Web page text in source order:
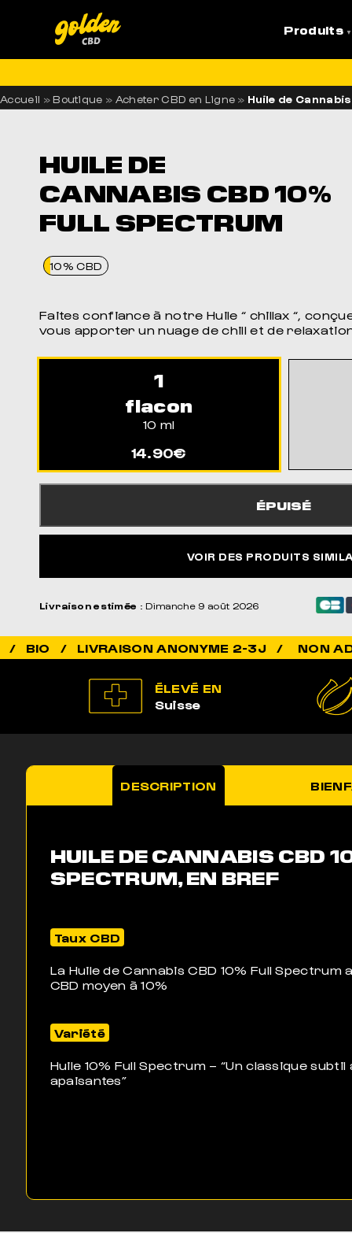
Produits
Accueil »Boutique » Acheter CBD en Ligne » Huile de
HUILE DE
CANNABIS CBD 10%
FULL SPECTRUM
10% CBD
Faites confiance à notre Huile “ chillax “,
vous apporter un nuage de chill et de
1
flacon
10 ml
14.90€
ÉPUISÉ
VOIR DES PRODUITS
Livraison estimée : Dimanche 9 août 2026
NON ADDICTIF /
ÉLEVÉ EN
Suisse
DESCRIPTION
HUILE DE CANNABIS CBD
SPECTRUM, EN BREF
Taux CBD
La Huile de Cannabis CBD 10% Full
CBD moyen à 10%
Variété
Huile 10% Full Spectrum – “Un classique
apaisantes”